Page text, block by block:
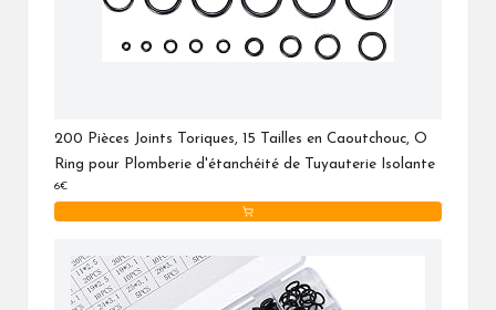
200 Pièces Joints Toriques, 15 Tailles en Caoutchouc, O
Ring pour Plomberie d'étanchéité de Tuyauterie Isolante
6€